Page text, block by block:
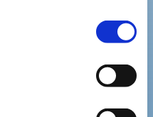
Wyślij wiadomość